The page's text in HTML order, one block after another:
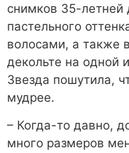
снимков 35-летней
пастельного
волосами, а также
декольте на одной
Звезда пошутила,
мудрее.
– Когда-то давно,
много размеров